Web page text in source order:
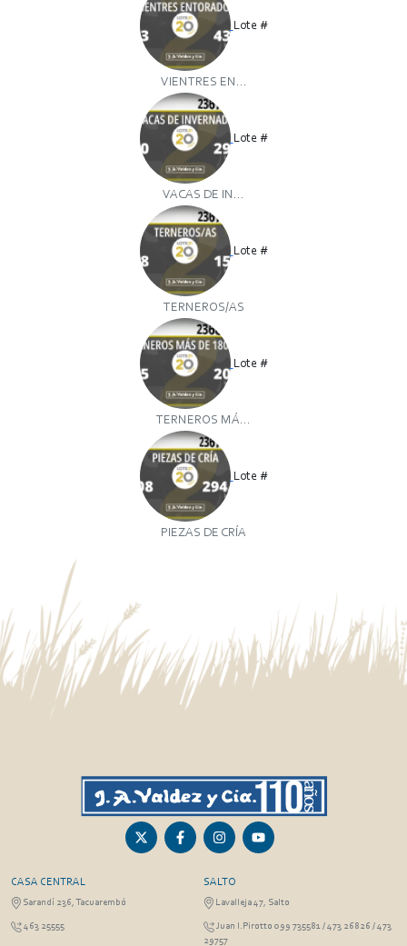
Lote #
VIENTRES EN...
Lote #
VACAS DE IN...
Lote #
TERNEROS/AS
Lote #
TERNEROS MÁ...
Lote #
PIEZAS DE CRÍA
CASA CENTRAL
Sarandí 236, Tacuarembó
463 25555
SALTO
Lavalleja 47, Salto
Juan I.Pirotto 099 735581 / 473 26826 / 473
29757